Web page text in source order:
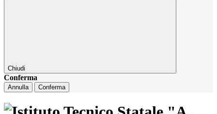
Chiudi
Conferma
Annulla Conferma